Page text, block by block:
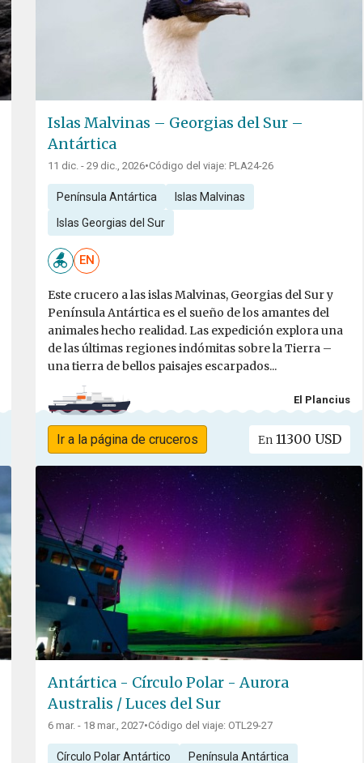
Islas Malvinas – Georgias del Sur –
Antártica
11 dic. - 29 dic., 2026•Código del viaje: PLA24-26
Península Antártica Islas Malvinas
Islas Georgias del Sur
EN
Este crucero a las islas Malvinas, Georgias del Sur y
Península Antártica es el sueño de los amantes del
animales hecho realidad. Las expedición explora una
de las últimas regiones indómitas sobre la Tierra –
una tierra de bellos paisajes escarpados...
El Plancius
Ir a la página de cruceros En 11300 USD
Antártica - Círculo Polar - Aurora
Australis / Luces del Sur
6 mar. - 18 mar., 2027•Código del viaje: OTL29-27
Círculo Polar Antártico Península Antártica